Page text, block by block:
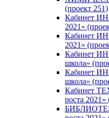
(проект 251)
Кабинет
2021»
Кабинет
2021»
Кабинет
школа»
Кабинет
школа»
Кабинет
роста 2021»